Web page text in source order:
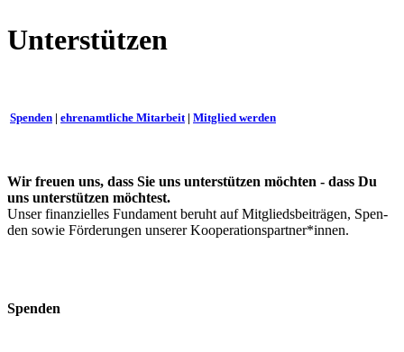
Un­ter­stüt­zen
Spen­den | eh­ren­amt­li­che Mit­ar­beit| Mit­glied werden
Wir freu­en uns, dass Sie uns un­ter­stüt­zen möch­ten - dass Du
uns un­ter­stüt­zen möchtest.
Un­ser fi­nan­zi­el­les Fun­da­ment be­ruht auf Mit­glieds­bei­trä­gen, Spen­
den so­wie För­de­run­gen un­se­rer Kooperationspartner*innen.
Spen­den